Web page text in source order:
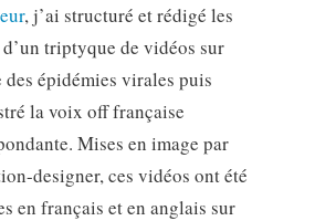
, j’ai structuré et rédigé les
triptyque de vidéos sur
des épidémies virales puis
la voix off française
Mises en image par
designer, ces vidéos ont été
en français et en anglais sur